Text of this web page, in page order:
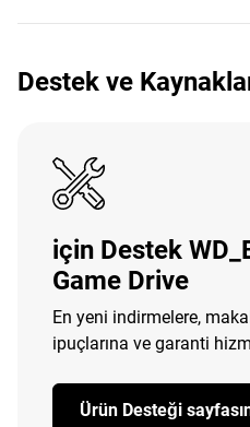
Destek ve
için Destek
Game Drive
En yeni indirmelere,
ipuçlarına ve garanti
Ürün Desteği